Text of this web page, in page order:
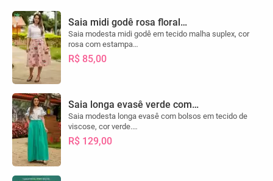
Saia midi godê rosa floral…
Saia modesta midi godê em tecido malha suplex, cor
rosa com estampa…
R$ 85,00
Saia longa evasê verde com…
Saia modesta longa evasê com bolsos em tecido de
viscose, cor verde.…
R$ 129,00